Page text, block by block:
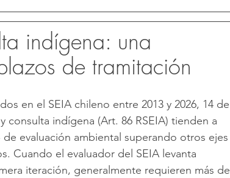
indígena: una
de tramitación
en el SEIA chileno entre 2013 y 2026, 14 de
indígena (Art. 86 RSEIA) tienden a
evaluación ambiental superando otros ejes
Cuando el evaluador del SEIA levanta
iteración, generalmente requieren más de